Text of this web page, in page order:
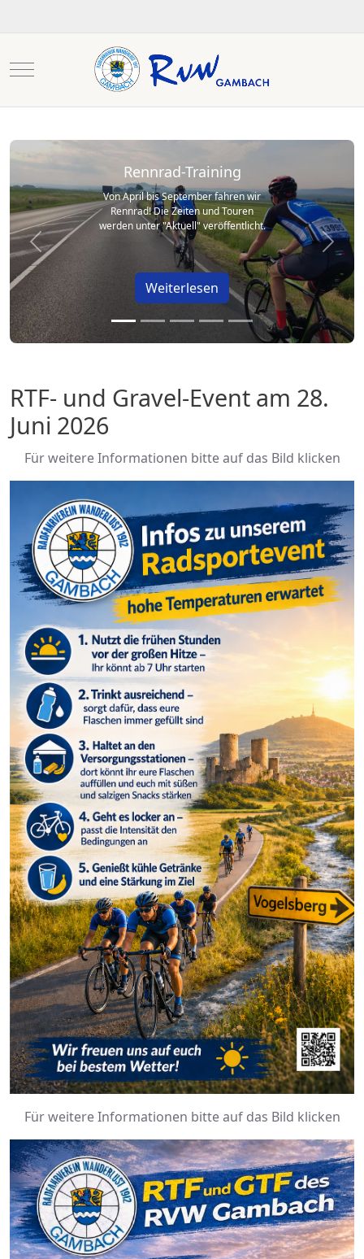
Mobile Menu Toggle
Rennrad-Training
Von April bis September fahren wir
Rennrad! Die Zeiten und Touren
werden unter "Aktuell" veröffentlicht.
Weiterlesen
Previous Next
RTF- und Gravel-Event am 28.
Juni 2026
Für weitere Informationen bitte auf das Bild klicken
Für weitere Informationen bitte auf das Bild klicken